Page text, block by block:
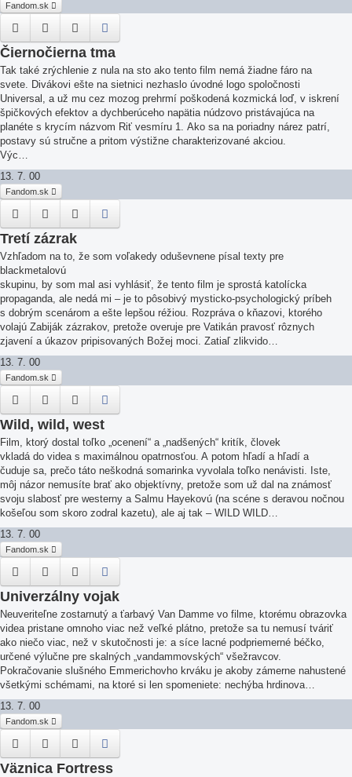
Fandom.sk
Čiernočierna tma
Tak také zrýchlenie z nula na sto ako tento film nemá žiadne fáro na
svete. Divákovi ešte na sietnici nezhaslo úvodné logo spoločnosti
Universal, a už mu cez mozog prehrmí poškodená kozmická loď, v iskrení
špičkových efektov a dychberúceho napätia núdzovo pristávajúca na
planéte s krycím názvom Riť vesmíru 1. Ako sa na poriadny nárez patrí,
postavy sú stručne a pritom výstižne charakterizované akciou.
Výc…
13. 7. 00
Fandom.sk
Tretí zázrak
Vzhľadom na to, že som voľakedy oduševnene písal texty pre
blackmetalovú
skupinu, by som mal asi vyhlásiť, že tento film je sprostá katolícka
propaganda, ale nedá mi – je to pôsobivý mysticko-psychologický príbeh
s dobrým scenárom a ešte lepšou réžiou. Rozpráva o kňazovi, ktorého
volajú Zabiják zázrakov, pretože overuje pre Vatikán pravosť rôznych
zjavení a úkazov pripisovaných Božej moci. Zatiaľ zlikvido…
13. 7. 00
Fandom.sk
Wild, wild, west
Film, ktorý dostal toľko „ocenení“ a „nadšených“ kritík, človek
vkladá do videa s maximálnou opatrnosťou. A potom hľadí a hľadí a
čuduje sa, prečo táto neškodná somarinka vyvolala toľko nenávisti. Iste,
môj názor nemusíte brať ako objektívny, pretože som už dal na známosť
svoju slabosť pre westerny a Salmu Hayekovú (na scéne s deravou nočnou
košeľou som skoro zodral kazetu), ale aj tak – WILD WILD…
13. 7. 00
Fandom.sk
Univerzálny vojak
Neuveriteľne zostarnutý a ťarbavý Van Damme vo filme, ktorému obrazovka
videa pristane omnoho viac než veľké plátno, pretože sa tu nemusí tváriť
ako niečo viac, než v skutočnosti je: a síce lacné podpriemerné béčko,
určené výlučne pre skalných „vandammovských“ všežravcov.
Pokračovanie slušného Emmerichovho krváku je akoby zámerne nahustené
všetkými schémami, na ktoré si len spomeniete: nechýba hrdinova…
13. 7. 00
Fandom.sk
Väznica Fortress